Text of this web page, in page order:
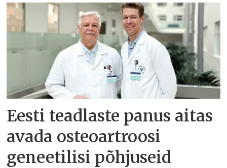
Eesti teadlaste panus aitas
avada osteoartroosi
geneetilisi põhjuseid